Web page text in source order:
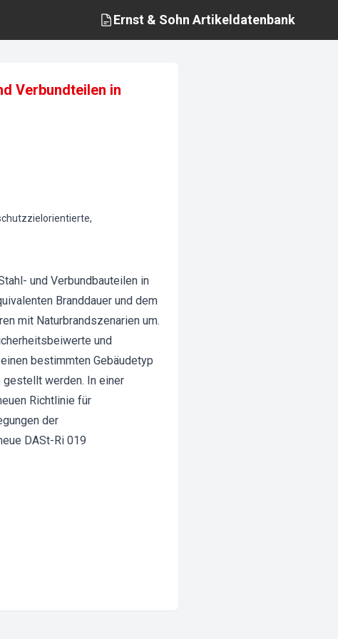
Ernst & Sohn Artikeldatenbank
Verbundteilen in
und Verbundbauteilen in
Branddauer und dem
mit Naturbrandszenarien um.
und
bestimmten Gebäudetyp
gestellt werden. In einer
Richtlinie für
der
DASt-Ri 019